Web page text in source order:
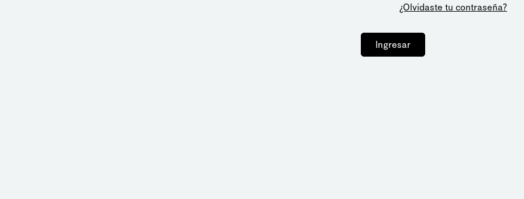
¿Olvidaste tu contraseña?
Ingresar